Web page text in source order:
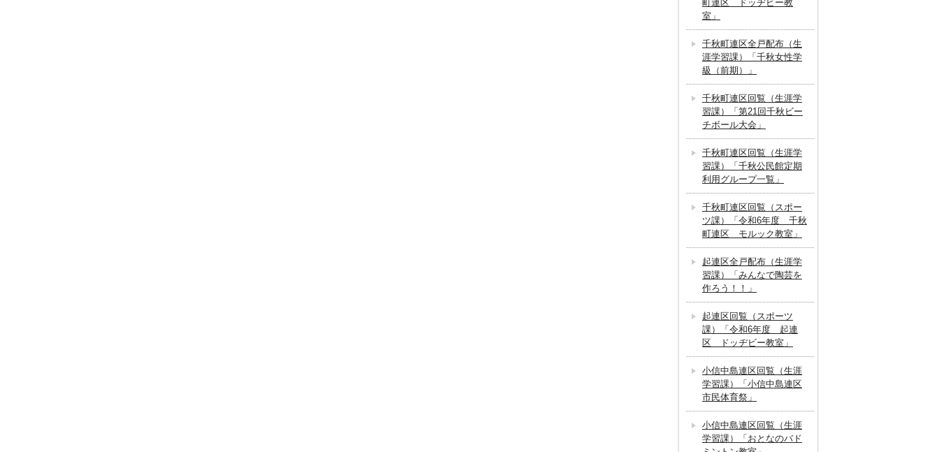
町連区 ドッヂビー教
室」
千秋町連区全戸配布（生
涯学習課）「千秋女性学
級（前期）」
千秋町連区回覧（生涯学
習課）「第21回千秋ビー
チボール大会」
千秋町連区回覧（生涯学
習課）「千秋公民館定期
利用グループ一覧」
千秋町連区回覧（スポー
ツ課）「令和6年度 千秋
町連区 モルック教室」
起連区全戸配布（生涯学
習課）「みんなで陶芸を
作ろう！！」
起連区回覧（スポーツ
課）「令和6年度 起連
区 ドッヂビー教室」
小信中島連区回覧（生涯
学習課）「小信中島連区
市民体育祭」
小信中島連区回覧（生涯
学習課）「おとなのバド